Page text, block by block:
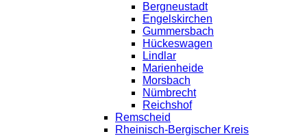
Bergneustadt
Engelskirchen
Gummersbach
Hückeswagen
Lindlar
Marienheide
Morsbach
Nümbrecht
Reichshof
Remscheid
Rheinisch-Bergischer Kreis